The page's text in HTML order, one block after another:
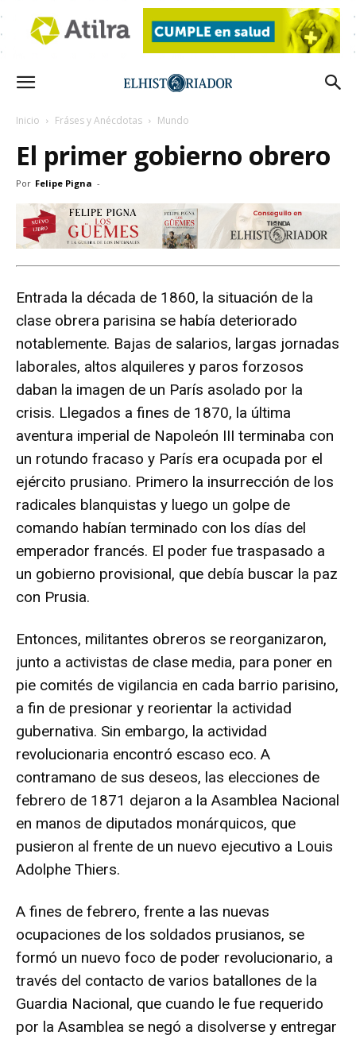
Inicio Fráses y Anécdotas Mundo
El primer gobierno obrero
Por Felipe Pigna -
Entrada la década de 1860, la situación de la
clase obrera parisina se había deteriorado
notablemente. Bajas de salarios, largas jornadas
laborales, altos alquileres y paros forzosos
daban la imagen de un París asolado por la
crisis. Llegados a fines de 1870, la última
aventura imperial de Napoleón III terminaba con
un rotundo fracaso y París era ocupada por el
ejército prusiano. Primero la insurrección de los
radicales blanquistas y luego un golpe de
comando habían terminado con los días del
emperador francés. El poder fue traspasado a
un gobierno provisional, que debía buscar la paz
con Prusia.
Entonces, militantes obreros se reorganizaron,
junto a activistas de clase media, para poner en
pie comités de vigilancia en cada barrio parisino,
a fin de presionar y reorientar la actividad
gubernativa. Sin embargo, la actividad
revolucionaria encontró escaso eco. A
contramano de sus deseos, las elecciones de
febrero de 1871 dejaron a la Asamblea Nacional
en manos de diputados monárquicos, que
pusieron al frente de un nuevo ejecutivo a Louis
Adolphe Thiers.
A fines de febrero, frente a las nuevas
ocupaciones de los soldados prusianos, se
formó un nuevo foco de poder revolucionario, a
través del contacto de varios batallones de la
Guardia Nacional, que cuando le fue requerido
por la Asamblea se negó a disolverse y entregar